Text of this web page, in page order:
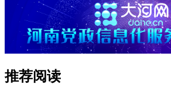
推荐阅读